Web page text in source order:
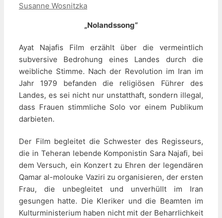
Susanne Wosnitzka
„Nolandssong“
Ayat Najafis Film erzählt über die vermeintlich
subversive Bedrohung eines Landes durch die
weibliche Stimme. Nach der Revolution im Iran im
Jahr 1979 befanden die religiösen Führer des
Landes, es sei nicht nur unstatthaft, sondern illegal,
dass Frauen stimmliche Solo vor einem Publikum
darbieten.
Der Film begleitet die Schwester des Regisseurs,
die in Teheran lebende Komponistin Sara Najafi, bei
dem Versuch, ein Konzert zu Ehren der legendären
Qamar al-molouke Vaziri zu organisieren, der ersten
Frau, die unbegleitet und unverhüllt im Iran
gesungen hatte. Die Kleriker und die Beamten im
Kulturministerium haben nicht mit der Beharrlichkeit